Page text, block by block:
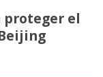
proteger el